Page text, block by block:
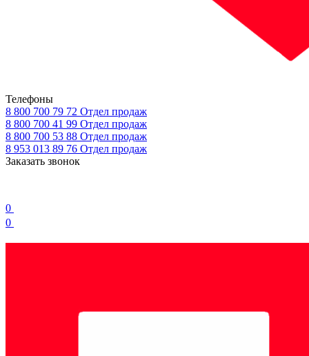
Телефоны
8 800 700 79 72 Отдел продаж
8 800 700 41 99 Отдел продаж
8 800 700 53 88 Отдел продаж
8 953 013 89 76 Отдел продаж
Заказать звонок
0
0